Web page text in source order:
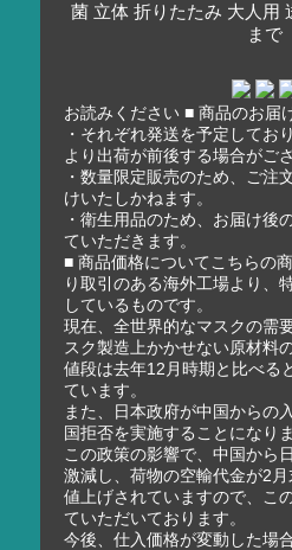
菌 立体 折りたたみ 大人用
まで
お読みください ■ 商品のお届
・それぞれ発送を予定してお
より出荷が前後する場合がご
・数量限定販売のため、ご注
けいたしかねます。
・衛生用品のため、お届け後
ていただきます。
■ 商品価格についてこちらの
り取引のある海外工場より、
しているものです。
現在、全世界的なマスクの需
スク製造上かかせない原材料
値段は去年12月時期と比べる
ています。
また、日本政府が中国からの
国拒否を実施することになりま
この政策の影響で、中国から
激減し、荷物の空輸代金が2
値上げされていますので、こ
ていただいております。
今後、仕入価格が変動した場